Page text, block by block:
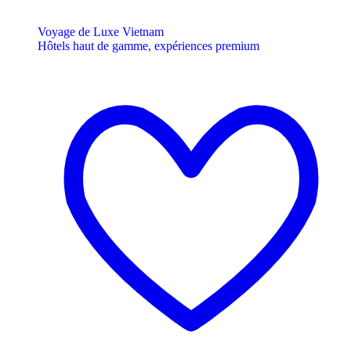
Voyage de Luxe Vietnam
Hôtels haut de gamme, expériences premium